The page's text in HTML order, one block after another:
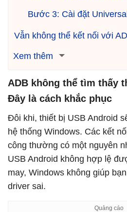
Bước 3: Cài đặt
Vẫn không thể kết nối với
Xem thêm
ADB không thể tìm thấy
Đây là cách khắc phục
Đôi khi, thiết bị USB Android
hệ thống Windows. Các kết
công thường có một nguyên
USB Android không hợp lệ
may, Windows không giúp
driver sai.